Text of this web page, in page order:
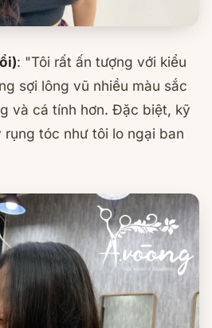
: "Tôi rất ấn tượng với kiểu
sợi lông vũ nhiều màu sắc
và cá tính hơn. Đặc biệt, kỹ
tóc như tôi lo ngại ban